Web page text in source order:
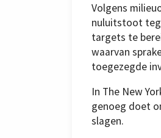
Volgens
nuluitstoot
targets te
waarvan
toegezegde
In The New
genoeg doet
slagen.